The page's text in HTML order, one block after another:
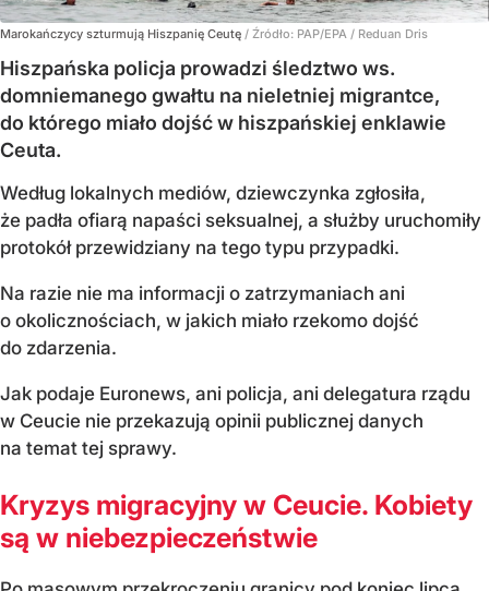
Marokańczycy szturmują Hiszpanię Ceutę / Źródło: PAP/EPA / Reduan Dris
Hiszpańska policja prowadzi śledztwo ws.
domniemanego gwałtu na nieletniej migrantce,
do którego miało dojść w hiszpańskiej enklawie
Ceuta.
Według lokalnych mediów, dziewczynka zgłosiła,
że padła ofiarą napaści seksualnej, a służby uruchomiły
protokół przewidziany na tego typu przypadki.
Na razie nie ma informacji o zatrzymaniach ani
o okolicznościach, w jakich miało rzekomo dojść
do zdarzenia.
Jak podaje Euronews, ani policja, ani delegatura rządu
w Ceucie nie przekazują opinii publicznej danych
na temat tej sprawy.
Kryzys migracyjny w Ceucie. Kobiety
są w niebezpieczeństwie